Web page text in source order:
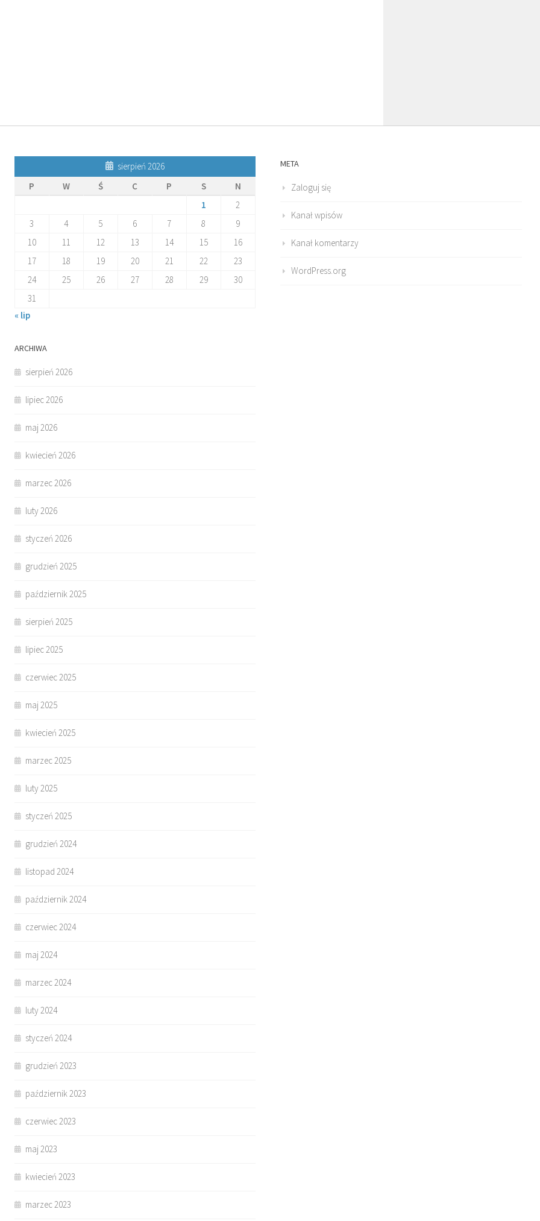
sierpień 2026
P
W Ś C P S
N
1
2
3
4 5 6 7 8
9
10
11 12 13 14 15
16
17
18 19 20 21 22
23
24
25 26 27 28 29
30
31
« lip
ARCHIWA
sierpień 2026
lipiec 2026
maj 2026
kwiecień 2026
marzec 2026
luty 2026
styczeń 2026
grudzień 2025
październik 2025
sierpień 2025
lipiec 2025
czerwiec 2025
maj 2025
kwiecień 2025
marzec 2025
luty 2025
styczeń 2025
grudzień 2024
listopad 2024
październik 2024
czerwiec 2024
maj 2024
marzec 2024
luty 2024
styczeń 2024
grudzień 2023
październik 2023
czerwiec 2023
maj 2023
kwiecień 2023
marzec 2023
META
Zaloguj się
Kanał wpisów
Kanał komentarzy
WordPress.org